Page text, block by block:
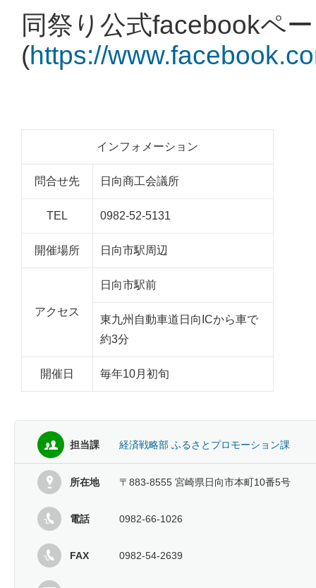
同祭り公式facebookペ
(https://
インフォメーション
問合せ先 日向商工会議所
TEL 0982-52-5131
開催場所 日向市駅周辺
アクセス
日向市駅前
東九州自動車道日向ICから車で
約3分
開催日 毎年10月初旬
担当課 経済戦略部 ふるさとプロモーション課
所在地 〒883-8555 宮崎県日向市本町10番5号
電話 0982-66-1026
FAX 0982-54-2639